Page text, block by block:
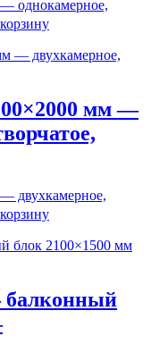
однокамерное,
мм —
двухкамерное,
балконный